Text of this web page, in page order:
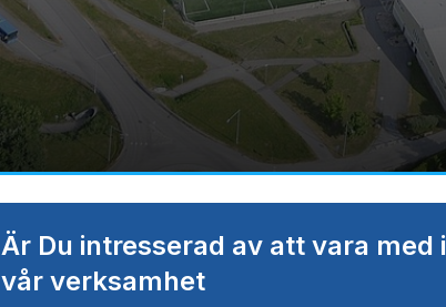
Är Du intresserad av att vara med i
vår verksamhet